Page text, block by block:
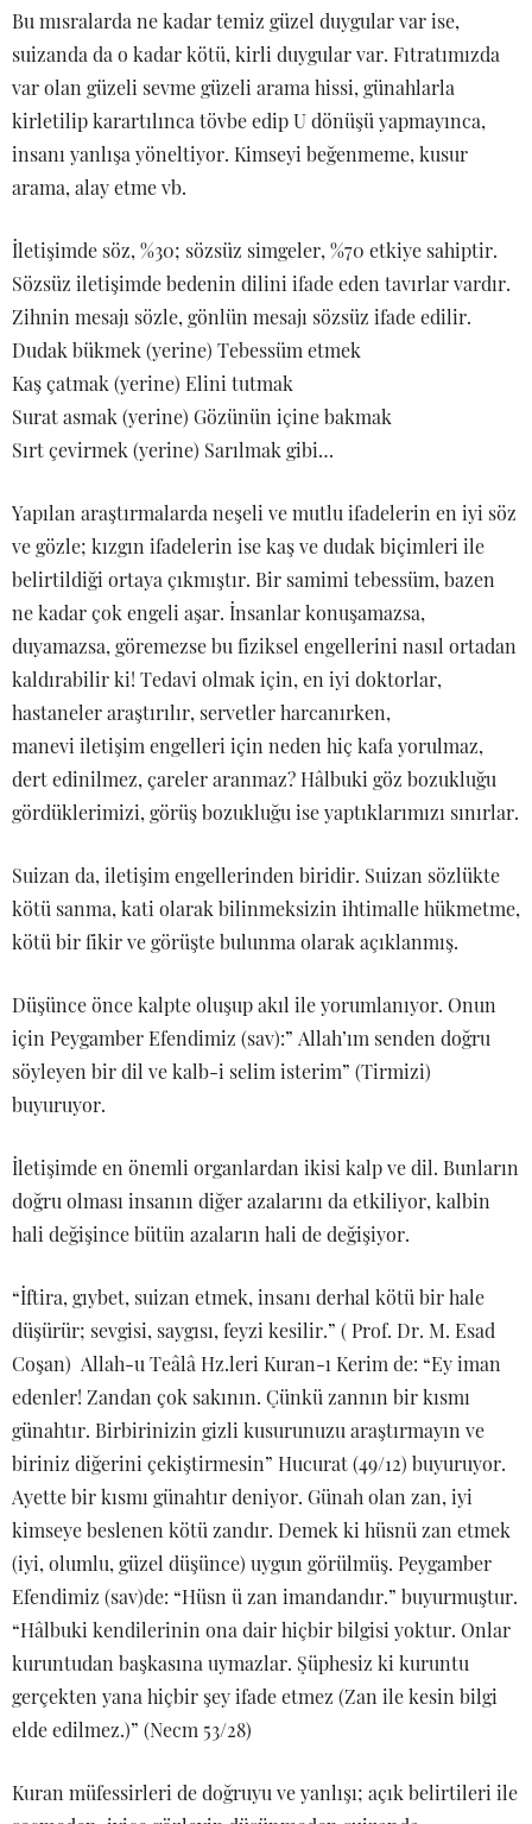
Bu mısralarda ne kadar temiz güzel duygular var ise,
suizanda da o kadar kötü, kirli duygular var. Fıtratımızda
var olan güzeli sevme güzeli arama hissi, günahlarla
kirletilip karartılınca tövbe edip U dönüşü yapmayınca,
insanı yanlışa yöneltiyor. Kimseyi beğenmeme, kusur
arama, alay etme vb.
İletişimde söz, %30; sözsüz simgeler, %70 etkiye sahiptir.
Sözsüz iletişimde bedenin dilini ifade eden tavırlar vardır.
Zihnin mesajı sözle, gönlün mesajı sözsüz ifade edilir.
Dudak bükmek (yerine) Tebessüm etmek
Kaş çatmak (yerine) Elini tutmak
Surat asmak (yerine) Gözünün içine bakmak
Sırt çevirmek (yerine) Sarılmak gibi…
Yapılan araştırmalarda neşeli ve mutlu ifadelerin en iyi söz
ve gözle; kızgın ifadelerin ise kaş ve dudak biçimleri ile
belirtildiği ortaya çıkmıştır. Bir samimi tebessüm, bazen
ne kadar çok engeli aşar. İnsanlar konuşamazsa,
duyamazsa, göremezse bu fiziksel engellerini nasıl ortadan
kaldırabilir ki! Tedavi olmak için, en iyi doktorlar,
hastaneler araştırılır, servetler harcanırken,
manevi iletişim engelleri için neden hiç kafa yorulmaz,
dert edinilmez, çareler aranmaz? Hâlbuki göz bozukluğu
gördüklerimizi, görüş bozukluğu ise yaptıklarımızı sınırlar.
Suizan da, iletişim engellerinden biridir. Suizan sözlükte
kötü sanma, kati olarak bilinmeksizin ihtimalle hükmetme,
kötü bir fikir ve görüşte bulunma olarak açıklanmış.
Düşünce önce kalpte oluşup akıl ile yorumlanıyor. Onun
için Peygamber Efendimiz (sav):” Allah’ım senden doğru
söyleyen bir dil ve kalb-i selim isterim” (Tirmizi)
buyuruyor.
İletişimde en önemli organlardan ikisi kalp ve dil. Bunların
doğru olması insanın diğer azalarını da etkiliyor, kalbin
hali değişince bütün azaların hali de değişiyor.
“İftira, gıybet, suizan etmek, insanı derhal kötü bir hale
düşürür; sevgisi, saygısı, feyzi kesilir.” ( Prof. Dr. M. Esad
Coşan) Allah-u Teâlâ Hz.leri Kuran-ı Kerim de: “Ey iman
edenler! Zandan çok sakının. Çünkü zannın bir kısmı
günahtır. Birbirinizin gizli kusurunuzu araştırmayın ve
biriniz diğerini çekiştirmesin” Hucurat (49/12) buyuruyor.
Ayette bir kısmı günahtır deniyor. Günah olan zan, iyi
kimseye beslenen kötü zandır. Demek ki hüsnü zan etmek
(iyi, olumlu, güzel düşünce) uygun görülmüş. Peygamber
Efendimiz (sav)de: “Hüsn ü zan imandandır.” buyurmuştur.
“Hâlbuki kendilerinin ona dair hiçbir bilgisi yoktur. Onlar
kuruntudan başkasına uymazlar. Şüphesiz ki kuruntu
gerçekten yana hiçbir şey ifade etmez (Zan ile kesin bilgi
elde edilmez.)” (Necm 53/28)
Kuran müfessirleri de doğruyu ve yanlışı; açık belirtileri ile